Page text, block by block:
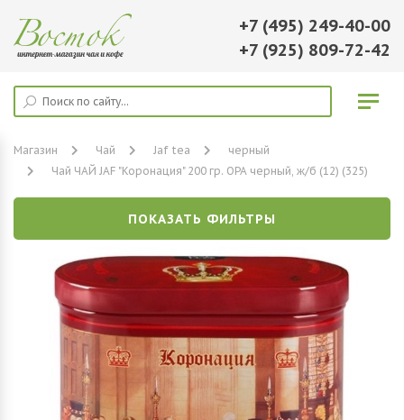
+7 (495) 249-40-00
+7 (925) 809-72-42
Магазин Чай Jaf tea
черный
Чай ЧАЙ JAF "Коронация" 200 гр. ОРА черный, ж/б (12) (325)
ПОКАЗАТЬ ФИЛЬТРЫ